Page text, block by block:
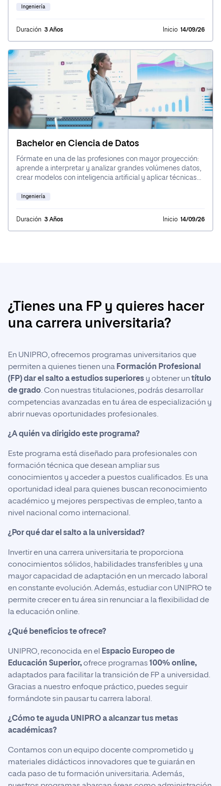
innovadoras que impulsen la competitividad en el sector
tu pensamiento analítico y habilidades en áreas como
laboral actual.
Ingeniería
Duración 3 Años Inicio 14/09/26
Bachelor en Ciencia de Datos
Fórmate en una de las profesiones con mayor proyección:
aprende a interpretar y analizar grandes volúmenes datos,
crear modelos con inteligencia artificial y aplicar técnicas
metodología flexible, para que puedas compaginar tus
Ingeniería
Duración 3 Años Inicio 14/09/26
¿Tienes una FP y quieres hacer
una carrera universitaria?
En UNIPRO, ofrecemos programas universitarios que
permiten a quienes tienen una Formación Profesional
(FP) dar el salto a estudios superiores y obtener untítulo
de grado. Con nuestras titulaciones, podrás desarrollar
competencias avanzadas en tu área de especialización y
abrir nuevas oportunidades profesionales.
¿A quién va dirigido este programa?
Este programa está diseñado para profesionales con
formación técnica que desean ampliar sus
conocimientos y acceder a puestos cualificados. Es una
oportunidad ideal para quienes buscan reconocimiento
académico y mejores perspectivas de empleo, tanto a
nivel nacional como internacional.
¿Por qué dar el salto a la universidad?
Invertir en una carrera universitaria te proporciona
conocimientos sólidos, habilidades transferibles y una
mayor capacidad de adaptación en un mercado laboral
en constante evolución. Además, estudiar con UNIPRO te
permite crecer en tu área sin renunciar a la flexibilidad de
la educación online.
¿Qué beneficios te ofrece?
UNIPRO, reconocida en el
Espacio Europeo de
Educación Superior,ofrece programas 100% online,
adaptados para facilitar la transición de FP a universidad.
Gracias a nuestro enfoque práctico, puedes seguir
formándote sin pausar tu carrera laboral.
¿Cómo te ayuda UNIPRO a alcanzar tus metas
académicas?
Contamos con un equipo docente comprometido y
materiales didácticos innovadores que te guiarán en
cada paso de tu formación universitaria. Además,